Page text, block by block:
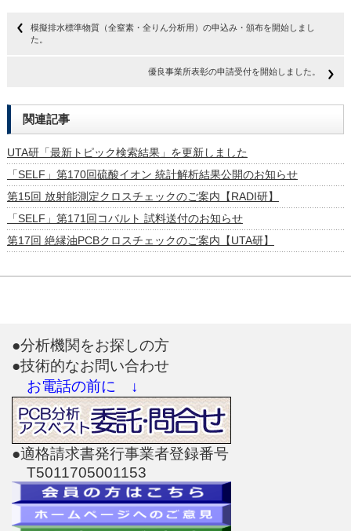
模擬排水標準物質（全窒素・全りん分析用）の申込み・頒布を開始しまし
た。
優良事業所表彰の申請受付を開始しました。
関連記事
UTA研「最新トピック検索結果」を更新しました
「SELF」第170回硫酸イオン 統計解析結果公開のお知らせ
第15回 放射能測定クロスチェックのご案内【RADI研】
「SELF」第171回コバルト 試料送付のお知らせ
第17回 絶縁油PCBクロスチェックのご案内【UTA研】
●分析機関をお探しの方
●技術的なお問い合わせ
お電話の前に ↓
●適格請求書発行事業者登録番号
T5011705001153